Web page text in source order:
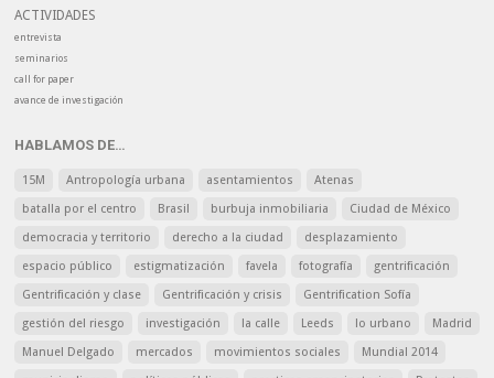
ACTIVIDADES
entrevista
seminarios
call for paper
avance de investigación
HABLAMOS DE…
15M Antropología urbana asentamientos
Atenas
batalla por el centro
Brasil burbuja inmobiliaria
Ciudad de México
democracia y territorio
derecho a la ciudad
desplazamiento
espacio público
estigmatización favela fotografía
gentrificación
Gentrificación y clase
Gentrificación y crisis
Gentrification Sofía
gestión del riesgo
investigación la calle Leeds lo urbano
Madrid
Manuel Delgado
mercados movimientos sociales
Mundial 2014